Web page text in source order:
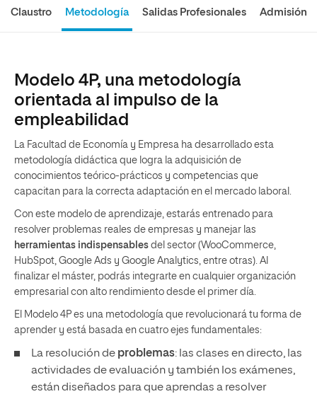
Claustro Metodología Salidas Profesionales Admisión
Modelo 4P, una metodología
orientada al impulso de la
empleabilidad
La Facultad de Economía y Empresa ha desarrollado esta
metodología didáctica que logra la adquisición de
conocimientos teórico-prácticos y competencias que
capacitan para la correcta adaptación en el mercado laboral.
Con este modelo de aprendizaje, estarás entrenado para
resolver problemas reales de empresas y manejar las
herramientas indispensables del sector (WooCommerce,
HubSpot, Google Ads y Google Analytics, entre otras). Al
finalizar el máster, podrás integrarte en cualquier organización
empresarial con alto rendimiento desde el primer día.
El Modelo 4P es una metodología que revolucionará tu forma de
aprender y está basada en cuatro ejes fundamentales:
La resolución de problemas: las clases en directo, las
actividades de evaluación y también los exámenes,
están diseñados para que aprendas a resolver